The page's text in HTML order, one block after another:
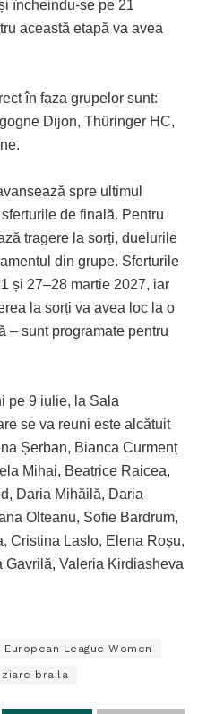
încheindu-se pe 21
această etapă va avea
în faza grupelor sunt:
Dijon, Thüringer HC,
spre ultimul
de finală. Pentru
tragere la sorți, duelurile
din grupe. Sferturile
și 27–28 martie 2027, iar
la sorți va avea loc la o
– sunt programate pentru
pe 9 iulie, la Sala
se va reuni este alcătuit
Șerban, Bianca Curmenț
Mihai, Beatrice Raicea,
Daria Mihăilă, Daria
Olteanu, Sofie Bardrum,
Cristina Laslo, Elena Roșu,
Valeria Kirdiasheva
European League Women
ziare braila